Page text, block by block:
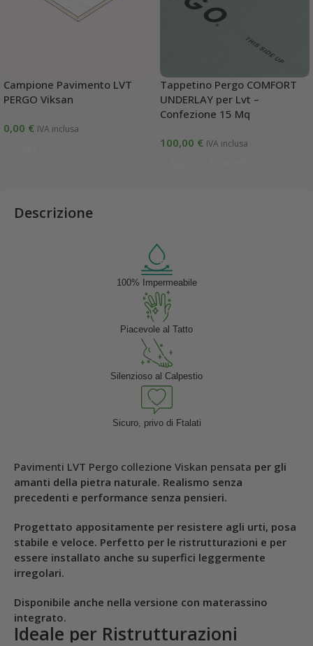
Campione Pavimento LVT
PERGO Viksan
0,00 € IVA inclusa
Tappetino Pergo COMFORT
UNDERLAY per Lvt –
Confezione 15 Mq
100,00 € IVA inclusa
Descrizione
100% Impermeabile
Piacevole al Tatto
Silenzioso al Calpestio
Sicuro, privo di Ftalati
Pavimenti LVT Pergo collezione Viskan pensata per gli
amanti della pietra naturale. Realismo senza
precedenti e performance senza pensieri.
Progettato appositamente per resistere agli urti, posa
stabile e veloce. Perfetto per le ristrutturazioni e per
essere installato anche su superfici leggermente
irregolari.
Disponibile anche nella versione con materassino
integrato.
Ideale per Ristrutturazioni